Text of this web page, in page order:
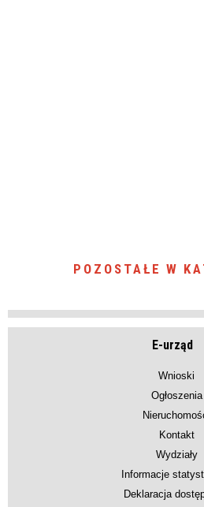
POZOSTAŁE W
E-urząd
Wnioski
Ogłoszenia
Kontakt
Wydziały
Informacje
Deklaracja